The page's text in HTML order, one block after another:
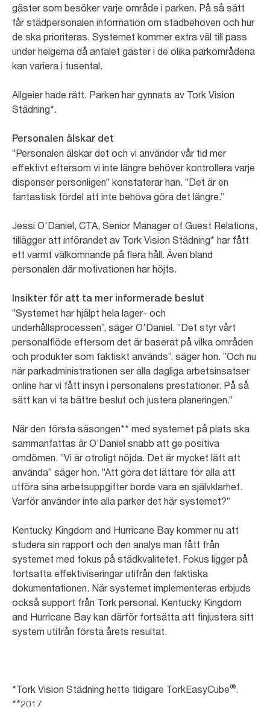
gäster som besöker varje område i parken. På så sätt
får städpersonalen information om städbehoven och hur
de ska prioriteras. Systemet kommer extra väl till pass
under helgerna då antalet gäster i de olika parkområdena
kan variera i tusental.
Allgeier hade rätt. Parken har gynnats av Tork Vision
Städning*.
Personalen älskar det
”Personalen älskar det och vi använder vår tid mer
effektivt eftersom vi inte längre behöver kontrollera varje
dispenser personligen” konstaterar han. ”Det är en
fantastisk fördel att inte behöva göra det längre.”
Jessi O'Daniel, CTA, Senior Manager of Guest Relations,
tillägger att införandet av Tork Vision Städning* har fått
ett varmt välkomnande på flera håll. Även bland
personalen där motivationen har höjts.
Insikter för att ta mer informerade beslut
”Systemet har hjälpt hela lager- och
underhållsprocessen”, säger O'Daniel. ”Det styr vårt
personalflöde eftersom det är baserat på vilka områden
och produkter som faktiskt används”, säger hon. ”Och nu
när parkadministrationen ser alla dagliga arbetsinsatser
online har vi fått insyn i personalens prestationer. På så
sätt kan vi ta bättre beslut och justera planeringen.”
När den första säsongen** med systemet på plats ska
sammanfattas är O’Daniel snabb att ge positiva
omdömen. ”Vi är otroligt nöjda. Det är mycket lätt att
använda” säger hon. ”Att göra det lättare för alla att
utföra sina arbetsuppgifter borde vara en självklarhet.
Varför använder inte alla parker det här systemet?”
Kentucky Kingdom and Hurricane Bay kommer nu att
studera sin rapport och den analys man fått från
systemet med fokus på städkvalitetet. Fokus ligger på
fortsatta effektiviseringar utifrån den faktiska
dokumentationen. När systemet implementeras erbjuds
också support från Tork personal. Kentucky Kingdom
and Hurricane Bay kan därför fortsätta att finjustera sitt
system utifrån första årets resultat.
*Tork Vision Städning hette tidigare TorkEasyCube®.
**2017